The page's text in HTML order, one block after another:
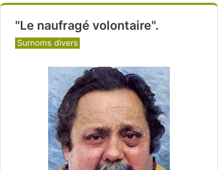
"Le naufragé volontaire".
Catégories
Surnoms divers